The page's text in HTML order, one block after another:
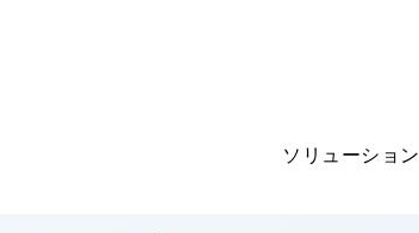
ソリューション